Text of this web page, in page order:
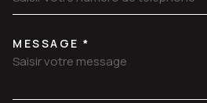
MESSAGE *